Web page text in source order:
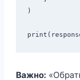
)
Важно: